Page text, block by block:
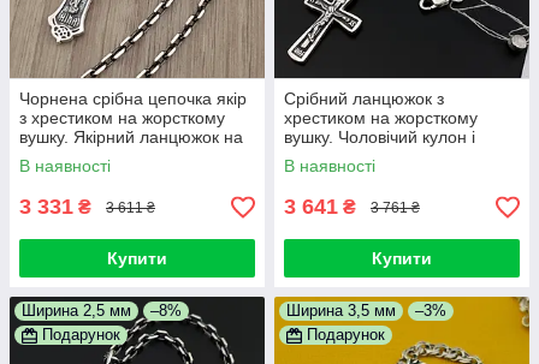
Чорнена срібна цепочка якір
з хрестиком на жорсткому
вушку. Якірний ланцюжок на
шию та хрест срібло
В наявності
3 331 ₴ 3 611 ₴
Купити
Срібний ланцюжок з
хрестиком на жорсткому
вушку. Чоловічий кулон і
ланцюг зі срібла 925
В наявності
3 641 ₴ 3 761 ₴
Купити
Ширина 2,5 мм
–8%
Подарунок
Ширина 3,5 мм
–3%
Подарунок